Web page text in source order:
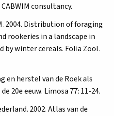
consultancy.
2004. Distribution of foraging
rookeries in a landscape in
by winter cereals. Folia Zool.
en herstel van de Roek als
20e eeuw. Limosa 77: 11-24.
2002. Atlas van de